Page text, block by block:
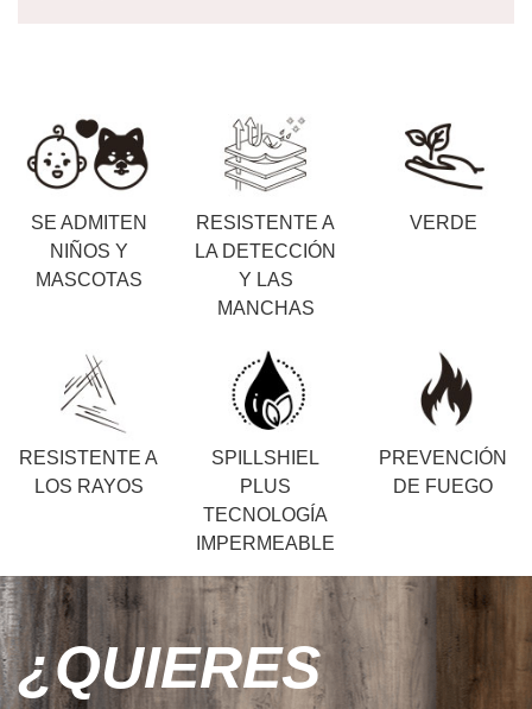
SE ADMITEN
NIÑOS Y
MASCOTAS
RESISTENTE A
LA DETECCIÓN
Y LAS
MANCHAS
VERDE
RESISTENTE A
LOS RAYOS
SPILLSHIEL
PLUS
TECNOLOGÍA
IMPERMEABLE
PREVENCIÓN
DE FUEGO
¿QUIERES